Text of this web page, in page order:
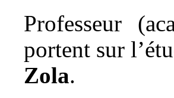
Professeur
portent sur
Zola.